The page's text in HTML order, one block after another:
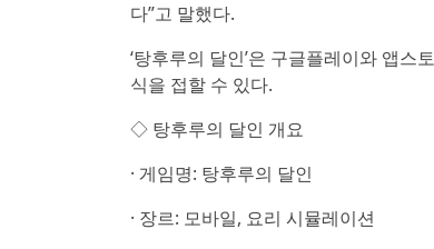
다”고 말했다.
‘탕후루의 달인’은 구글플레이와 앱
식을 접할 수 있다.
◇ 탕후루의 달인 개요
· 게임명: 탕후루의 달인
· 장르: 모바일, 요리 시뮬레이션